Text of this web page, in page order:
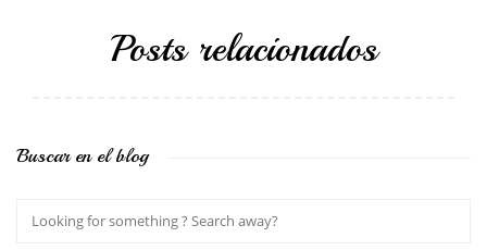
Posts relacionados
Buscar en el blog